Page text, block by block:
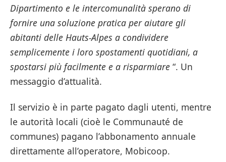
Dipartimento e le intercomunalità sperano di
fornire una soluzione pratica per aiutare gli
abitanti delle Hauts-Alpes a condividere
semplicemente i loro spostamenti quotidiani, a
spostarsi più facilmente e a risparmiare “. Un
messaggio d’attualità.
Il servizio è in parte pagato dagli utenti, mentre
le autorità locali (cioè le Communauté de
communes) pagano l’abbonamento annuale
direttamente all’operatore, Mobicoop.